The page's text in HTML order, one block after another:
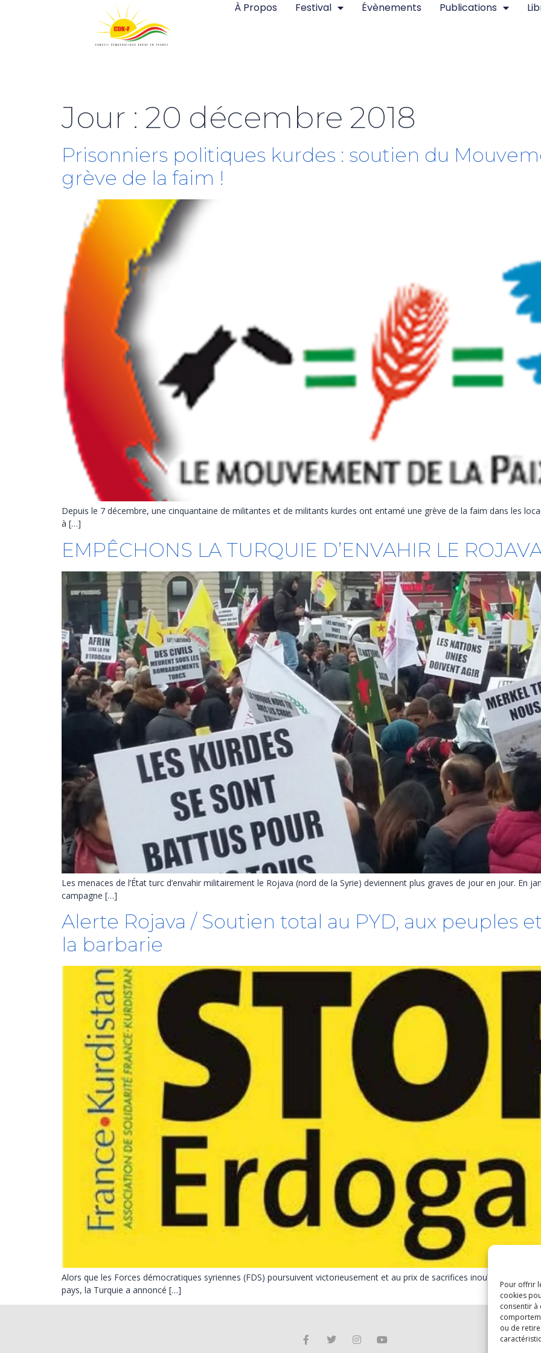
Pour offrir
cookies
consentir à
ou de
À Propos Festival Évènements Publications
Jour : 20 décembre 2018
Prisonniers politiques kurdes : soutien du
grève de la faim !
Depuis le 7 décembre, une cinquantaine de militantes et de militants kurdes ont entamé une grève de la faim dans les
à […]
EMPÊCHONS LA TURQUIE D’ENVAHIR LE
Les menaces de l’État turc d’envahir militairement le Rojava (nord de la Syrie) deviennent plus graves de jour en jour. En
campagne […]
Alerte Rojava / Soutien total au PYD, aux peuples
la barbarie
Alors que les Forces démocratiques syriennes (FDS) poursuivent victorieusement et au prix de sacrifices inouïs le combat
pays, la Turquie a annoncé […]